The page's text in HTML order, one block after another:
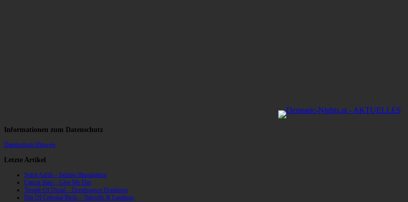
Informationen zum Datenschutz
Datenschutz-Hinweis
Letzte Artikel
Spirit Adrift – Infinite Illumination
Cancer Bats – Give Me Dirt
Temple Of Dread – Dreadspawn Dominion
Din Of Celestial Birds – Takeoffs & Landings